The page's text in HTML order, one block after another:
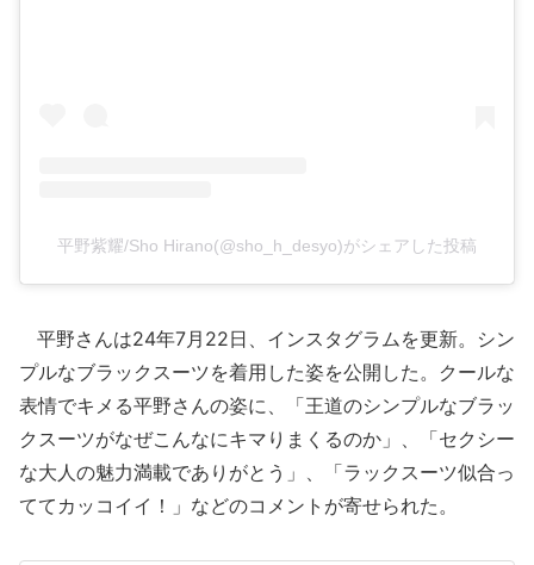
平野紫耀/Sho Hirano(@sho_h_desyo)がシェアした投稿
平野さんは24年7月22日、インスタグラムを更新。シン
プルなブラックスーツを着用した姿を公開した。クールな
表情でキメる平野さんの姿に、「王道のシンプルなブラッ
クスーツがなぜこんなにキマりまくるのか」、「セクシー
な大人の魅力満載でありがとう」、「ラックスーツ似合っ
ててカッコイイ！」などのコメントが寄せられた。